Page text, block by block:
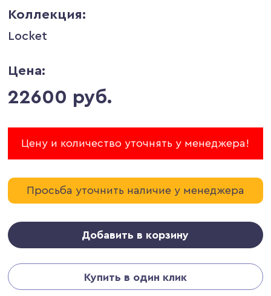
Коллекция:
Locket
Цена:
22600 руб.
Цену и количество уточнять у менеджера!
Просьба уточнить наличие у менеджера
Добавить в корзину
Купить в один клик